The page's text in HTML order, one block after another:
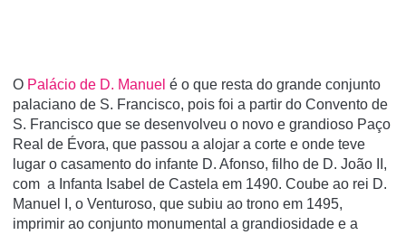
O Palácio de D. Manuel é o que resta do grande conjunto
palaciano de S. Francisco, pois foi a partir do Convento de
S. Francisco que se desenvolveu o novo e grandioso Paço
Real de Évora, que passou a alojar a corte e onde teve
lugar o casamento do infante D. Afonso, filho de D. João II,
com a Infanta Isabel de Castela em 1490. Coube ao rei D.
Manuel I, o Venturoso, que subiu ao trono em 1495,
imprimir ao conjunto monumental a grandiosidade e a